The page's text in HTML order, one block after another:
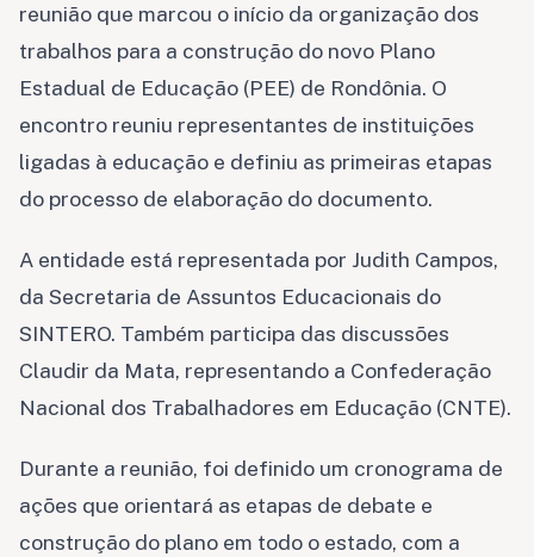
reunião que marcou o início da organização dos
trabalhos para a construção do novo Plano
Estadual de Educação (PEE) de Rondônia. O
encontro reuniu representantes de instituições
ligadas à educação e definiu as primeiras etapas
do processo de elaboração do documento.
A entidade está representada por Judith Campos,
da Secretaria de Assuntos Educacionais do
SINTERO. Também participa das discussões
Claudir da Mata, representando a Confederação
Nacional dos Trabalhadores em Educação (CNTE).
Durante a reunião, foi definido um cronograma de
ações que orientará as etapas de debate e
construção do plano em todo o estado, com a